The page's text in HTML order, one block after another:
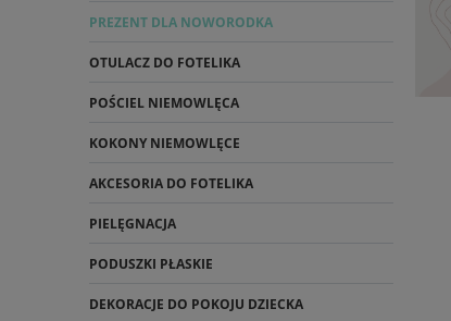
PREZENT DLA NOWORODKA
OTULACZ DO FOTELIKA
POŚCIEL NIEMOWLĘCA
KOKONY NIEMOWLĘCE
AKCESORIA DO FOTELIKA
PIELĘGNACJA
PODUSZKI PŁASKIE
DEKORACJE DO POKOJU DZIECKA